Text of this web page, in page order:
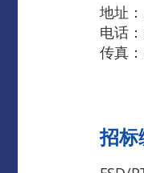
地址
电话
传真
招标